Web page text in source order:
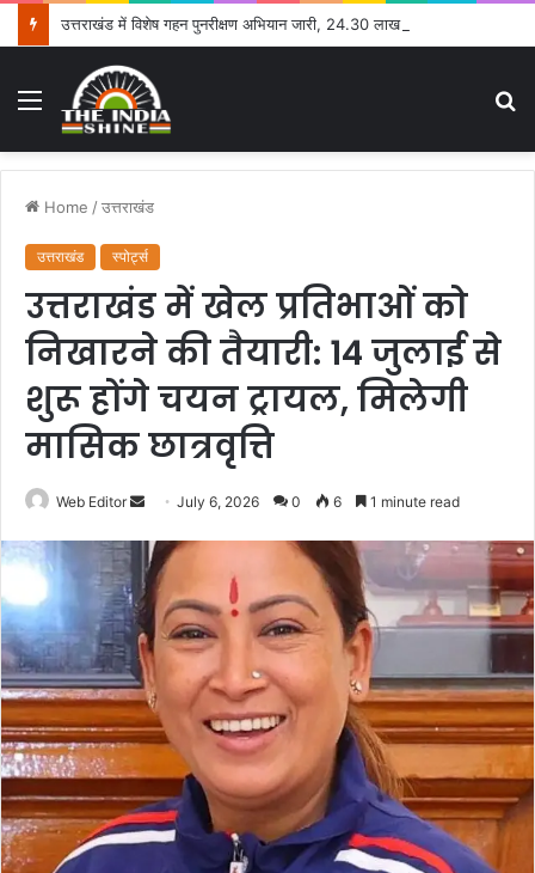
Menu
Home /उत्तराखंड
उत्तराखंड स्पोर्ट्स
उत्तराखंड में खेल प्रतिभाओं को
निखारने की तैयारी: 14 जुलाई से
शुरू होंगे चयन ट्रायल, मिलेगी
मासिक छात्रवृत्ति
Web Editor
n
d
a
n
e
m
a
July 6, 2026 0 6 1 minute read